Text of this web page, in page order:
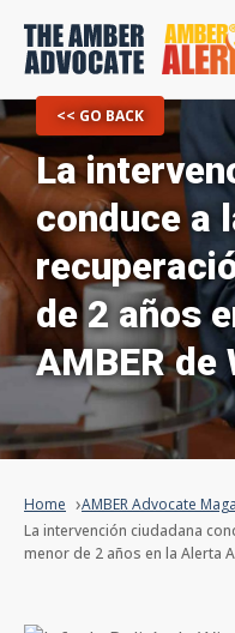
La
conduce a
de 2 años
AMBER de
<< GO BACK
Home
AMBER Advocate
La intervención ciudadana
menor de 2 años en la Alerta